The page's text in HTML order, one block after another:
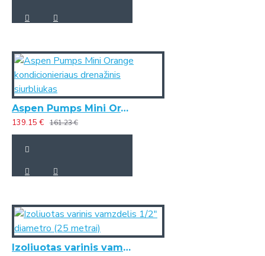
Aspen Pumps Mini Orange kondicionieriaus drenažinis siurbliukas
139.15 € 161.23 €
Izoliuotas varinis vamzdelis 1/2" diametro (25 metrai)